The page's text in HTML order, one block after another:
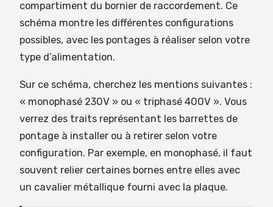
compartiment du bornier de raccordement. Ce
schéma montre les différentes configurations
possibles, avec les pontages à réaliser selon votre
type d’alimentation.
Sur ce schéma, cherchez les mentions suivantes :
« monophasé 230V » ou « triphasé 400V ». Vous
verrez des traits représentant les barrettes de
pontage à installer ou à retirer selon votre
configuration. Par exemple, en monophasé, il faut
souvent relier certaines bornes entre elles avec
un cavalier métallique fourni avec la plaque.